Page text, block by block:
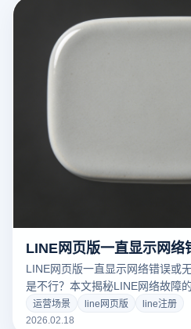
LINE网页版一直显示网络错误或
是不行？本文揭秘LINE网络故障
与WebRTC泄露问题。教你利用
术，一键修复网络连接，实现
运营场景 line网页版
line注册
2026.02.18